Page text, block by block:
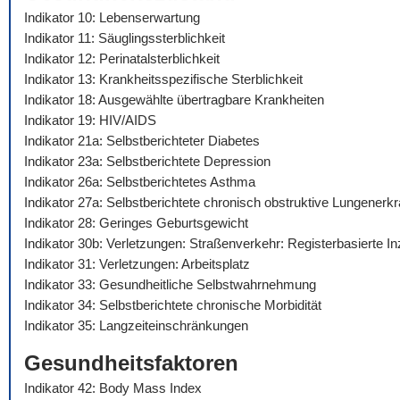
Indikator 10: Lebenserwartung
Indikator 11: Säuglingssterblichkeit
Indikator 12: Perinatalsterblichkeit
Indikator 13: Krankheitsspezifische Sterblichkeit
Indikator 18: Ausgewählte übertragbare Krankheiten
Indikator 19: HIV/AIDS
Indikator 21a: Selbstberichteter Diabetes
Indikator 23a: Selbstberichtete Depression
Indikator 26a: Selbstberichtetes Asthma
Indikator 27a: Selbstberichtete chronisch obstruktive
Indikator 28: Geringes Geburtsgewicht
Indikator 30b: Verletzungen: Straßenverkehr: Registerbasierte
Indikator 31: Verletzungen: Arbeitsplatz
Indikator 33: Gesundheitliche Selbstwahrnehmung
Indikator 34: Selbstberichtete chronische Morbidität
Indikator 35: Langzeiteinschränkungen
Gesundheitsfaktoren
Indikator 42: Body Mass Index